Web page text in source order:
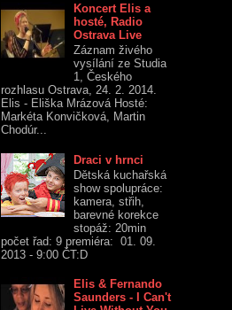
Koncert Elis a
hosté, Radio
Ostrava Live
Záznam živého
vysílání ze Studia
1, Českého
rozhlasu Ostrava, 24. 2. 2014.
Elis - Eliška Mrázová Hosté:
Markéta Konvičková, Martin
Chodúr...
Draci v hrnci
Dětská kuchařská
show spolupráce:
kamera, střih,
barevné korekce
stopáž: 20min
počet řad: 9 premiéra: 01. 09.
2013 - 9:00 ČT:D
Elis & Fernando
Saunders - I Can't